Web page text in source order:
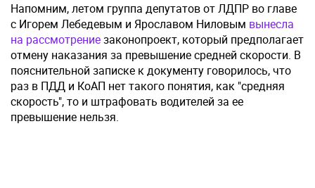
Напомним, летом группа депутатов от ЛДПР во главе
с Игорем Лебедевым и Ярославом Ниловым вынесла
на рассмотрениезаконопроект, который предполагает
отмену наказания за превышение средней скорости. В
пояснительной записке к документу говорилось, что
раз в ПДД и КоАП нет такого понятия, как "средняя
скорость", то и штрафовать водителей за ее
превышение нельзя.